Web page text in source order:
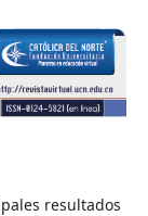
resultados